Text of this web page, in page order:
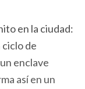
en la ciudad:
ciclo de
enclave
así en un